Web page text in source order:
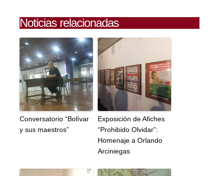
Noticias relacionadas
Conversatorio “Bolívar
y sus maestros”
Exposición de Afiches
“Prohibido Olvidar”:
Homenaje a Orlando
Arciniegas